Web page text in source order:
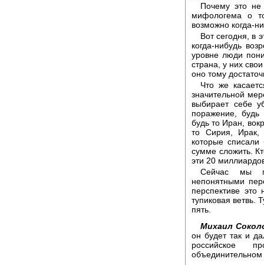
Почему это
мифологема о
возможно когда-
Вот сегодня, в
когда-нибудь
уровне люди
страна, у них
оно тому
Что же
значительной
выбирает себе
поражение, будь
будь то Иран,
то Сирия, Ирак,
которые
сумме сложить.
эти 20
Сейчас мы
непонятными
перспективе
тупиковая ветвь.
пять.
Михаил
он будет так и
российское
объединительном